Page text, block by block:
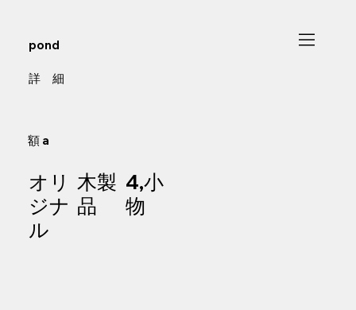
​詳 細
pond
額 a
木製
品
4,小
物
オリ
ジナ
ル